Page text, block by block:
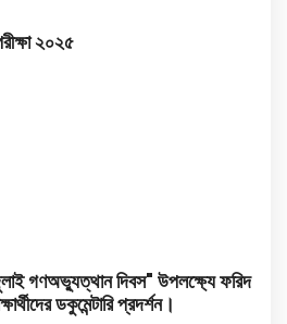
২০২৫
গণঅভ্যুত্থান দিবস" উপলক্ষ্যে ফরিদ
ডকুমেন্টারি প্রদর্শন।